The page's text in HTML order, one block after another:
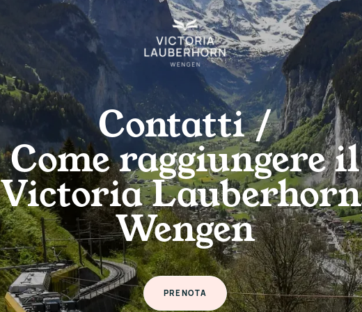
Contatti /
Come raggiungere il
Victoria
Wengen
PRENOTA